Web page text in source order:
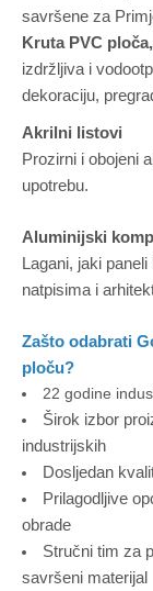
savršene za
Kruta PVC
izdržljiva i
dekoraciju,
Akrilni listovi
Prozirni i obojeni
upotrebu.
Aluminijski
Lagani, jaki
natpisima i
Zašto odabrati
ploču?
22 godine
Širok izbor
industrijskih
Dosljedan
Prilagodljive
obrade
Stručni tim za
savršeni materijal